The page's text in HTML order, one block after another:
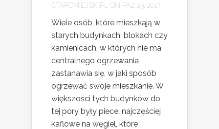
STAROMIEJSKI.PL
ON PAŹ 19, 2017
Wiele osób, które mieszkają w
starych budynkach, blokach czy
kamienicach, w których nie ma
centralnego ogrzewania
zastanawia się, w jaki sposób
ogrzewać swoje mieszkanie. W
większości tych budynków do
tej pory były piece, najczęściej
kaflowe na węgiel, które